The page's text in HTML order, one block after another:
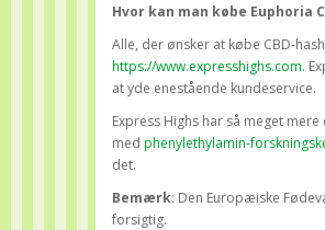
Hvor kan man købe Euphoria
Alle, der ønsker at købe CBD-
https://www.expresshighs.com.
at yde enestående kundeservice.
Express Highs har så meget
med phenylethylamin-
det.
Bemærk: Den Europæiske
forsigtig.